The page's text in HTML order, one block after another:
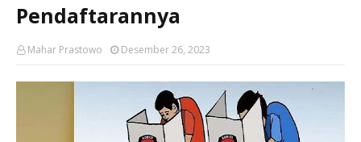
Pendaftarannya
Mahar Prastowo Desember 26, 2023